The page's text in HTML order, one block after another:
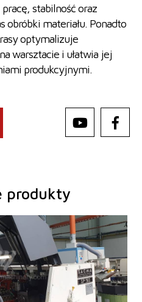
stabilność oraz
obróbki materiału. Ponadto
optymalizuje
warsztacie i ułatwia jej
produkcyjnymi.
produkty
2017
50 t
30 kW
tak
9500 kg